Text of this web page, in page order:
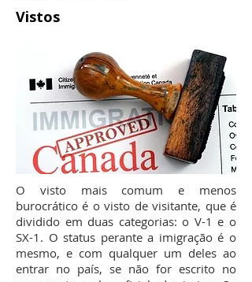
Vistos
O visto mais comum e menos
burocrático é o visto de visitante, que é
dividido em duas categorias: o V-1 e o
SX-1. O status perante a imigração é o
mesmo, e com qualquer um deles ao
entrar no país, se não for escrito no